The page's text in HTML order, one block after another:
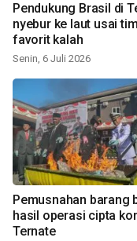
Pendukung Brasil di
nyebur ke laut usai tim
favorit kalah
Senin, 6 Juli 2026
Pemusnahan barang
hasil operasi cipta
Ternate